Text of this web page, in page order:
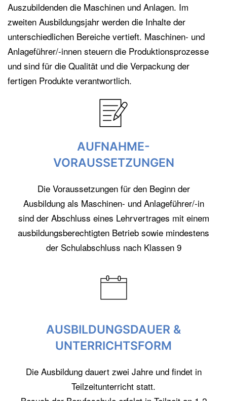
Auszubildenden die Maschinen und Anlagen. Im
zweiten Ausbildungsjahr werden die Inhalte der
unterschiedlichen Bereiche vertieft. Maschinen- und
Anlageführer/-innen steuern die Produktionsprozesse
und sind für die Qualität und die Verpackung der
fertigen Produkte verantwortlich.
AUFNAHME-
VORAUSSETZUNGEN
Die Voraussetzungen für den Beginn der
Ausbildung als Maschinen- und Anlageführer/-in
sind der Abschluss eines Lehrvertrages mit einem
ausbildungsberechtigten Betrieb sowie mindestens
der Schulabschluss nach Klassen 9
AUSBILDUNGSDAUER &
UNTERRICHTSFORM
Die Ausbildung dauert zwei Jahre und findet in
Teilzeitunterricht statt.